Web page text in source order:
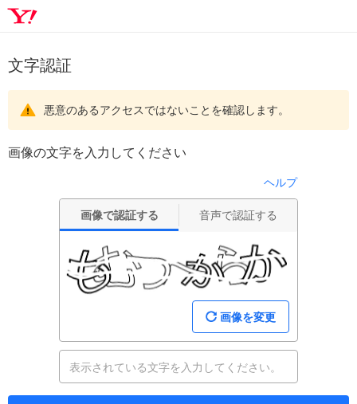
文字認証
悪意のあるアクセスではないことを確認します。
画像の文字を入力してください
ヘルプ
画像で認証する 音声で認証する
画像を変更